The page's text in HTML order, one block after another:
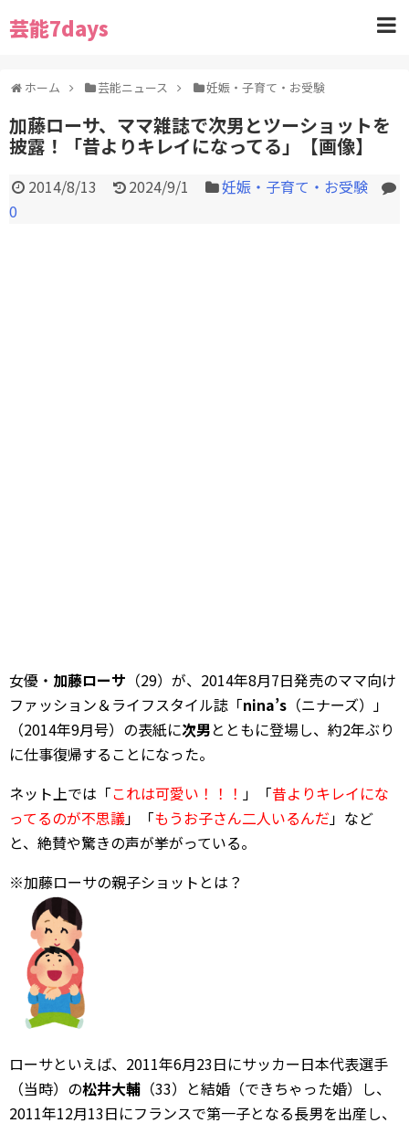
芸能7days
ホーム 芸能ニュース 妊娠・子育て・お受験
加藤ローサ、ママ雑誌で次男とツーショットを
披露！「昔よりキレイになってる」【画像】
2014/8/13 2024/9/1
妊娠・子育て・お受験
0
女優・ 加藤ローサ （29）が、2014年8月7日発売のママ向け
ファッション＆ライフスタイル誌「nina’s （ニナーズ）」
（2014年9月号）の表紙に次男とともに登場し、約2年ぶり
に仕事復帰することになった。
ネット上では「これは可愛い！！！ 」「昔よりキレイにな
ってるのが不思議」「もうお子さん二人いるんだ」など
と、絶賛や驚きの声が挙がっている。
※加藤ローサの親子ショットとは？
ローサといえば、2011年6月23日にサッカー日本代表選手
（当時）の松井大輔 （33）と結婚（できちゃった婚）し、
2011年12月13日にフランスで第一子となる長男を出産し、